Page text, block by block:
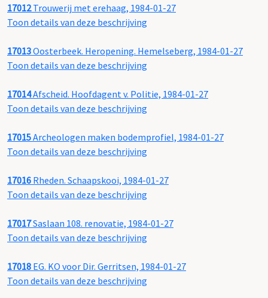
17012Trouwerij met erehaag, 1984-01-27
Toon details van deze beschrijving
17013Oosterbeek. Heropening. Hemelseberg, 1984-01-27
Toon details van deze beschrijving
17014Afscheid. Hoofdagent v. Politie, 1984-01-27
Toon details van deze beschrijving
17015Archeologen maken bodemprofiel, 1984-01-27
Toon details van deze beschrijving
17016 Rheden. Schaapskooi, 1984-01-27
Toon details van deze beschrijving
17017Saslaan 108. renovatie, 1984-01-27
Toon details van deze beschrijving
17018 EG. KO voor Dir. Gerritsen, 1984-01-27
Toon details van deze beschrijving